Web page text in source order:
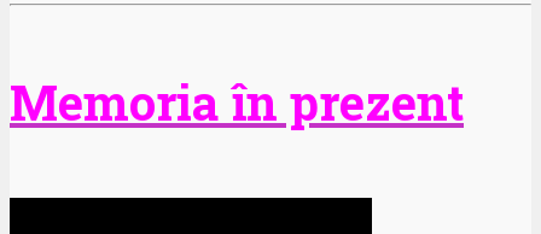
Memoria în prezent